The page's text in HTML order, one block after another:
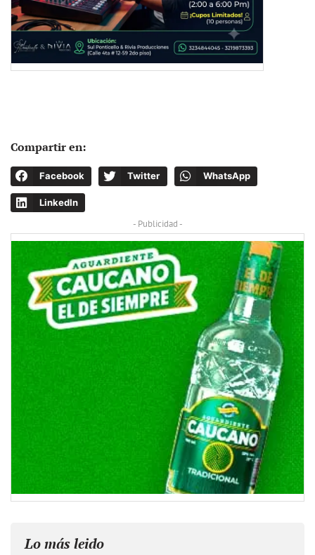
Compartir en:
Facebook Twitter WhatsApp
LinkedIn
- Publicidad -
Lo más leido